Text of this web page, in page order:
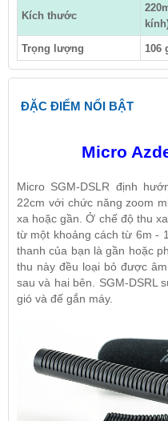
Kích thước
Trọng lượng 106
ĐẶC ĐIỂM NỔI BẬT
Micro
Micro SGM-DSLR định
22cm với chức năng zoom
xa hoặc gần. Ở chế độ thu
từ một khoảng cách từ 6m -
thanh của bạn là gần hoặc
thu này đều loại bỏ được
sau và hai bên. SGM-DSRL
gió và đế gắn máy.